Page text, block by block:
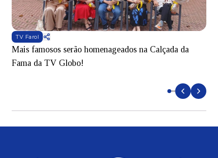
TV Farol
Mais famosos serão homenageados na Calçada da
Fama da TV Globo!